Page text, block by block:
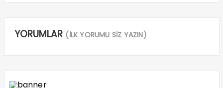
YORUMLAR (İLK YORUMU SİZ YAZIN)